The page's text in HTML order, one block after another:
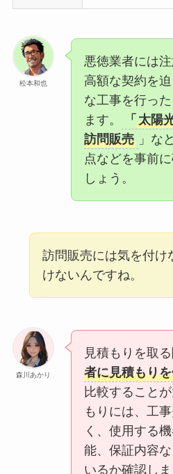
松本和也
悪徳業者には注
高額な契約を
な工事を行っ
ます。
「 太陽
訪問販売
」な
点などを事前
しょう。
訪問販売には気を付け
けないんですね。
森川あかり
見積もりを取る
者に見積もり
比較すること
もりには、工
く、使用する
能、保証内容
いるか確認しま